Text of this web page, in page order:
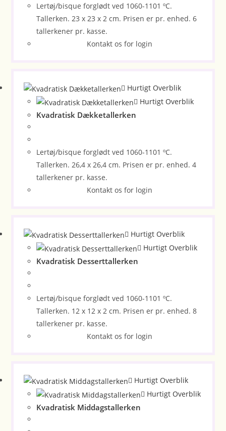
Lertøj/bisque forglødt ved 1060-1101 ºC.
Tallerken. 23 x 23 x 2 cm. Prisen er pr. enhed. 6
tallerkener pr. kasse.
Kontakt os for login
Hurtigt Overblik
Hurtigt Overblik
Kvadratisk Dækketallerken
Lertøj/bisque forglødt ved 1060-1101 ºC.
Tallerken. 26,4 x 26,4 cm. Prisen er pr. enhed. 4
tallerkener pr. kasse.
Kontakt os for login
Hurtigt Overblik
Hurtigt Overblik
Kvadratisk Desserttallerken
Lertøj/bisque forglødt ved 1060-1101 ºC.
Tallerken. 12 x 12 x 2 cm. Prisen er pr. enhed. 8
tallerkener pr. kasse.
Kontakt os for login
Hurtigt Overblik
Hurtigt Overblik
Kvadratisk Middagstallerken